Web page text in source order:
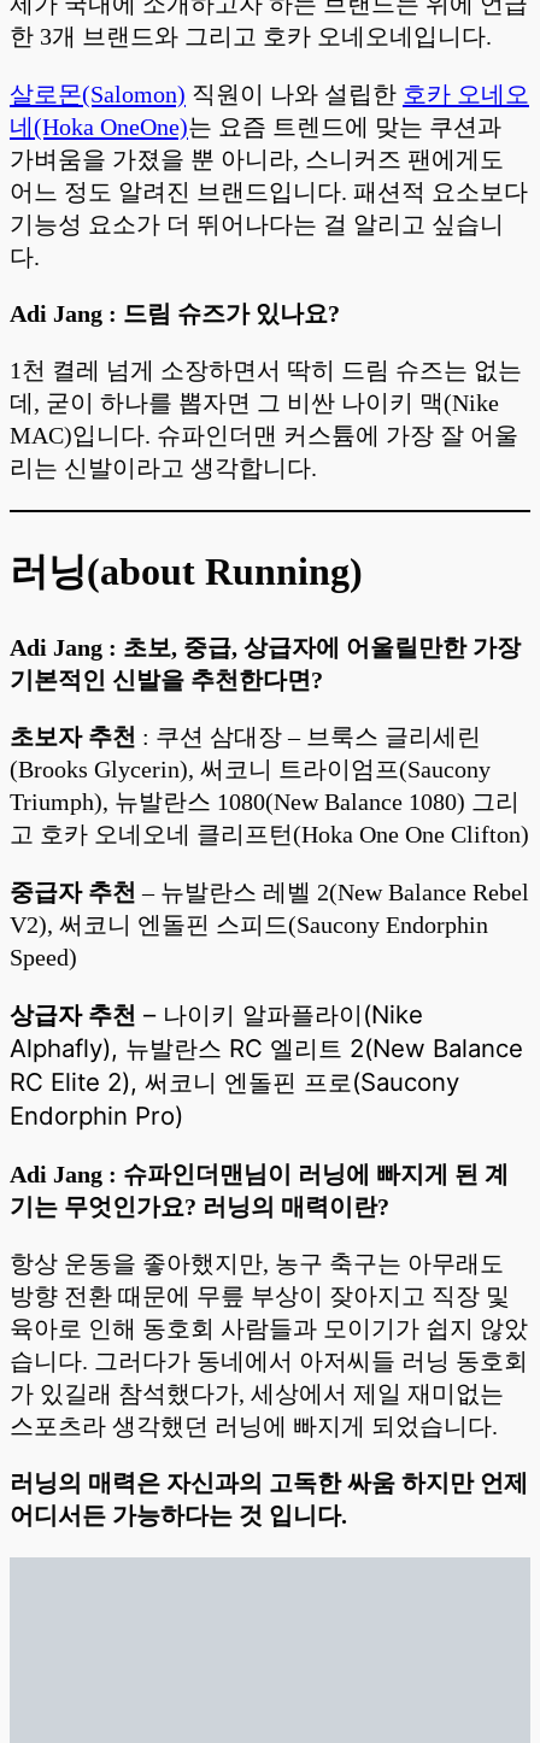
한 3개 브랜드와 그리고 호카 오네오네입니다.
살로몬(Salomon) 직원이 나와 설립한 호카 오네오
네(Hoka OneOne)는 요즘 트렌드에 맞는 쿠션과
가벼움을 가졌을 뿐 아니라, 스니커즈 팬에게도
어느 정도 알려진 브랜드입니다. 패션적 요소보다
기능성 요소가 더 뛰어나다는 걸 알리고 싶습니
다.
Adi Jang : 드림 슈즈가 있나요?
1천 켤레 넘게 소장하면서 딱히 드림 슈즈는 없는
데, 굳이 하나를 뽑자면 그 비싼 나이키 맥(Nike
MAC)입니다. 슈파인더맨 커스튬에 가장 잘 어울
리는 신발이라고 생각합니다.
러닝(about Running)
Adi Jang : 초보, 중급, 상급자에 어울릴만한 가장
기본적인 신발을 추천한다면?
초보자 추천 : 쿠션 삼대장 – 브룩스 글리세린
(Brooks Glycerin), 써코니 트라이엄프(Saucony
Triumph), 뉴발란스 1080(New Balance 1080) 그리
고 호카 오네오네 클리프턴(Hoka One One Clifton)
중급자 추천 – 뉴발란스 레벨 2(New Balance Rebel
V2), 써코니 엔돌핀 스피드(Saucony Endorphin
Speed)
상급자 추천 – 나이키 알파플라이(Nike
Alphafly), 뉴발란스 RC 엘리트 2(New Balance
RC Elite 2), 써코니 엔돌핀 프로(Saucony
Endorphin Pro)
Adi Jang : 슈파인더맨님이 러닝에 빠지게 된 계
기는 무엇인가요? 러닝의 매력이란?
항상 운동을 좋아했지만, 농구 축구는 아무래도
방향 전환 때문에 무릎 부상이 잦아지고 직장 및
육아로 인해 동호회 사람들과 모이기가 쉽지 않았
습니다. 그러다가 동네에서 아저씨들 러닝 동호회
가 있길래 참석했다가, 세상에서 제일 재미없는
스포츠라 생각했던 러닝에 빠지게 되었습니다.
러닝의 매력은 자신과의 고독한 싸움 하지만 언제
어디서든 가능하다는 것 입니다.